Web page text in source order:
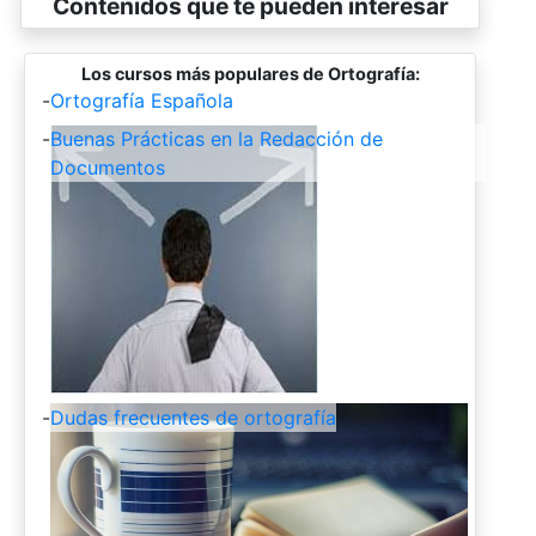
Contenidos que te pueden interesar
Los cursos más populares de Ortografía:
-Ortografía Española
-Buenas Prácticas en la Redacción de
Documentos
-Dudas frecuentes de ortografía